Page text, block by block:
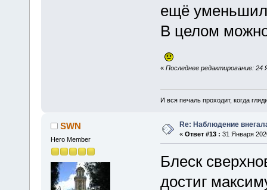
ещё
В целом
« Последнее редактирование: 24
И вся печаль проходит, когда
SWN
Hero Member
Re: Наблюдение
« Ответ #13 : 31 Января
Блеск
достиг